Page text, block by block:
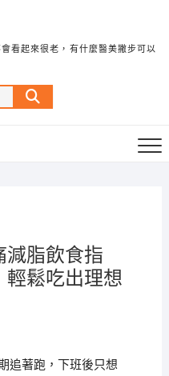
看起來很老，有什麼醫美撇步可以
Search
…
減脂飲食指
輕鬆吃出理想
追著跑，下班後只想